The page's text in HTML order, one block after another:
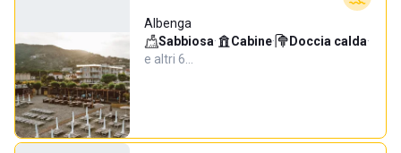
Albenga
Sabbiosa· Cabine· Doccia calda·
e altri 6…